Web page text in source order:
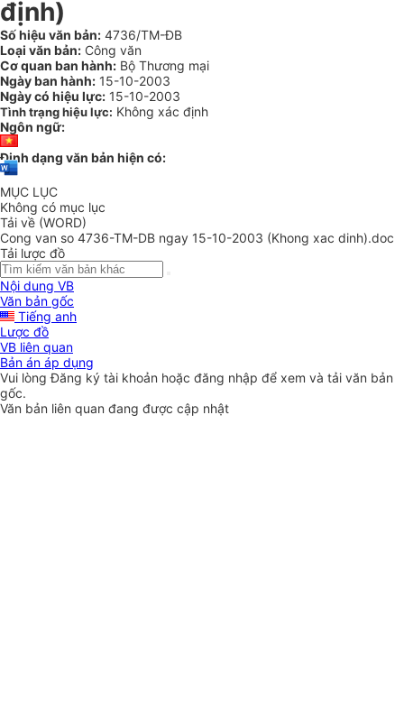
định)
Số hiệu văn bản: 4736/TM-ĐB
Loại văn bản: Công văn
Cơ quan ban hành: Bộ Thương mại
Ngày ban hành: 15-10-2003
Ngày có hiệu lực: 15-10-2003
Tình trạng hiệu lực: Không xác định
Ngôn ngữ:
Định dạng văn bản hiện có:
MỤC LỤC
Không có mục lục
Tải về (WORD)
Cong van so 4736-TM-DB ngay 15-10-2003 (Khong xac dinh).doc
Tải lược đồ
Nội dung VB
Văn bản gốc
Tiếng anh
Lược đồ
VB liên quan
Bản án áp dụng
Vui lòngĐăng ký tài khoản hoặc đăng nhập để xem và tải văn bản
gốc.
Văn bản liên quan đang được cập nhật